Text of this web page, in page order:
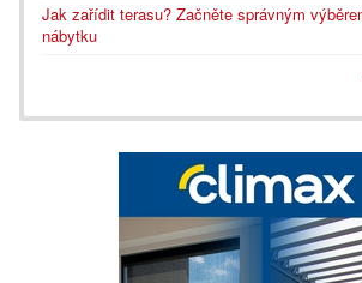
Jak zařídit terasu? Začněte správným
nábytku